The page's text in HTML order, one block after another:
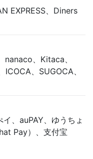
EXPRESS、Diners
nanaco、Kitaca、
、SUGOCA、
、auPAY、ゆうちょ
Pay）、支付宝